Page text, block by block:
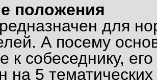
положения
для
А посему
к собеседнику,
на 5